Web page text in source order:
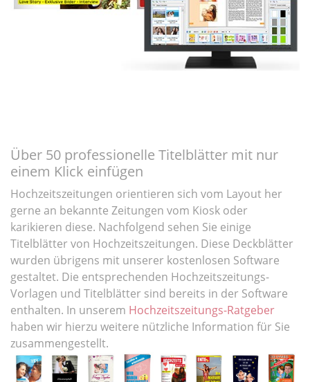
Über 50 professionelle Titelblätter mit nur
einem Klick einfügen
Hochzeitszeitungen orientieren sich vom Layout her
gerne an bekannte Zeitungen vom Kiosk oder
karikieren diese. Nachfolgend sehen Sie einige
Titelblätter von Hochzeitszeitungen. Diese Deckblätter
wurden übrigens mit unserer kostenlosen Software
gestaltet. Die entsprechenden Hochzeitszeitungs-
Vorlagen und Titelblätter sind bereits in der Software
enthalten. In unserem Hochzeitszeitungs-Ratgeber
haben wir hierzu weitere nützliche Information für Sie
zusammengestellt.